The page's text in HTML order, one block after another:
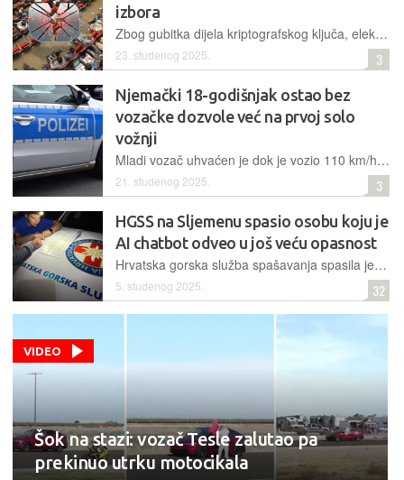
izbora
Zbog gubitka dijela kriptografskog ključa, elektroničko glasovanje nije moguće zaključiti niti pristupiti konačnim rezultatima, što je dovelo do poništenja izbora – u udruženju koje se bavi kriptografijom
23. studenog 2025. 3
Njemački 18-godišnjak ostao bez
vozačke dozvole već na prvoj solo
vožnji
Mladi vozač uhvaćen je dok je vozio 110 km/h u zoni gdje je dopuštena brzina 50 km/h, samo dva sata nakon dobivanja vozačke dozvole. Prijete mu visoka kazna, zabrana vožnje i produžen probni rok
21. studenog 2025. 3
HGSS na Sljemenu spasio osobu koju je
AI chatbot odveo u još veću opasnost
Hrvatska gorska služba spašavanja spasila je nedavno na Sljemenu osobu koja je, umjesto poziva hitnoj službi na broj 112, slijedila savjete chatbota – pa se našla na još težem terenu
5. studenog 2025. 32
VIDEO
Šok na stazi: vozač Tesle zalutao pa
prekinuo utrku motocikala